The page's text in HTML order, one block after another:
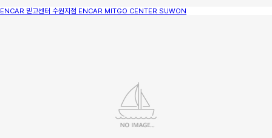
ENCAR 믿고센터 수원지점 ENCAR MITGO CENTER SUWON